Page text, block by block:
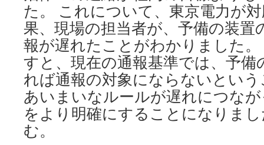
た。 これについて、東京電力が
果、現場の担当者が、予備の装置
報が遅れたことがわかりました
すと、現在の通報基準では、予備
れば通報の対象にならないとい
あいまいなルールが遅れにつな
をより明確にすることになりま
む。